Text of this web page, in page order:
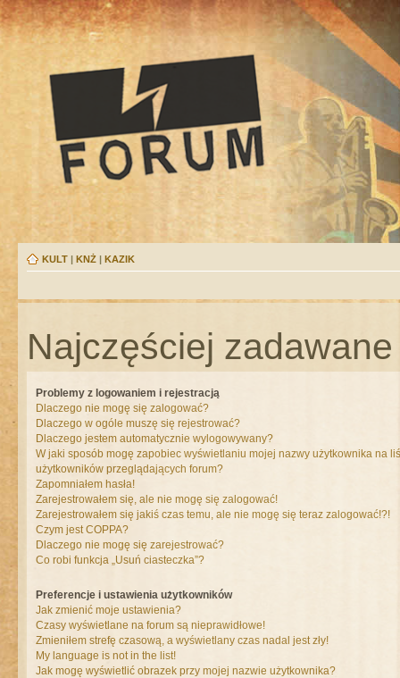
KULT | KNŻ | KAZIK
Najczęściej
Problemy z logowaniem i rejestracją
Dlaczego nie mogę się zalogować?
Dlaczego w ogóle muszę się rejestrować?
Dlaczego jestem automatycznie wylogowywany?
W jaki sposób mogę zapobiec wyświetlaniu mojej nazwy użytkownika na
użytkowników przeglądających forum?
Zapomniałem hasła!
Zarejestrowałem się, ale nie mogę się zalogować!
Zarejestrowałem się jakiś czas temu, ale nie mogę się teraz zalogować!?!
Czym jest COPPA?
Dlaczego nie mogę się zarejestrować?
Co robi funkcja „Usuń ciasteczka”?
Preferencje i ustawienia użytkowników
Jak zmienić moje ustawienia?
Czasy wyświetlane na forum są nieprawidłowe!
Zmieniłem strefę czasową, a wyświetlany czas nadal jest zły!
My language is not in the list!
Jak mogę wyświetlić obrazek przy mojej nazwie użytkownika?